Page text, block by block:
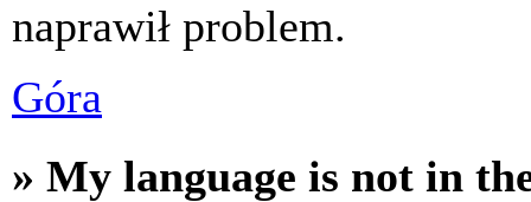
naprawił problem.
Góra
» My language is not in